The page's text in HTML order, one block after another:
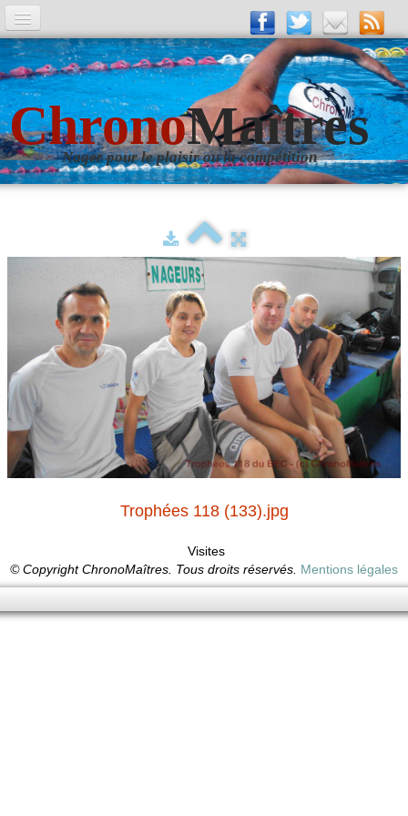
A la Une
Entrainements
La revue
Les numéros
Evènements▼
Livre d'Or
ChronoMaîtres
Nager pour le plaisir ou la compétition
Trophées 118 (133).jpg
Visites
© Copyright ChronoMaîtres. Tous droits réservés. Mentions légales